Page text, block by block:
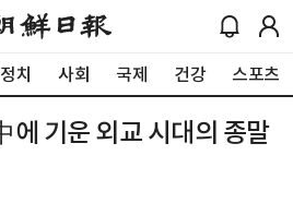
정치 사회 국제 건강 스포츠
에 기운 외교 시대의 종말